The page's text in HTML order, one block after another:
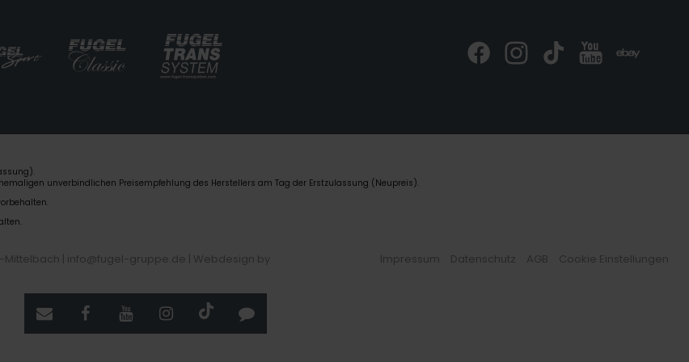
unverbindlichen Preisempfehlung des Herstellers am Tag der Erstzulassung (Neupreis).
Mittelbach | info@fugel-gruppe.de | Webdesign by
Impressum Datenschutz AGB Cookie Einstellungen